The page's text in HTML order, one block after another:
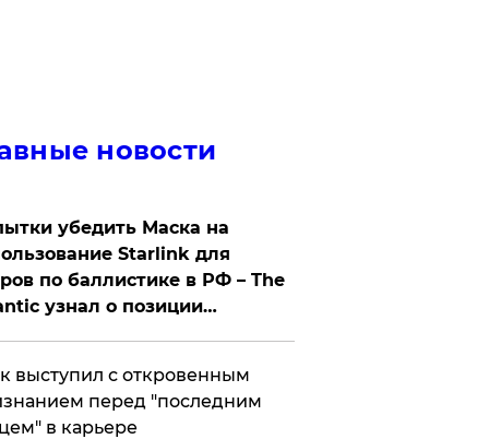
новости
убедить Маска на
Starlink для
по баллистике в РФ – The
узнал о позиции
выступил с откровенным
перед "последним
в карьере